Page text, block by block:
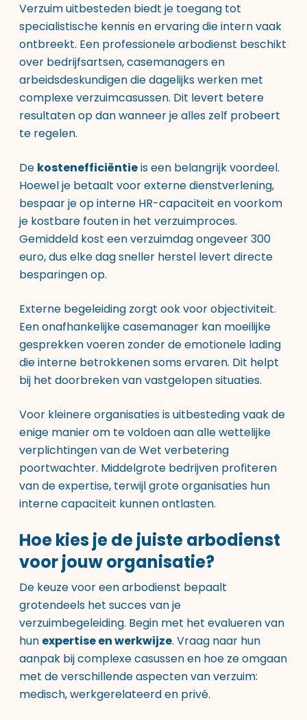
Verzuim uitbesteden biedt je toegang tot
specialistische kennis en ervaring die intern vaak
ontbreekt. Een professionele arbodienst beschikt
over bedrijfsartsen, casemanagers en
arbeidsdeskundigen die dagelijks werken met
complexe verzuimcasussen. Dit levert betere
resultaten op dan wanneer je alles zelf probeert
te regelen.
De kostenefficiëntieis een belangrijk voordeel.
Hoewel je betaalt voor externe dienstverlening,
bespaar je op interne HR-capaciteit en voorkom
je kostbare fouten in het verzuimproces.
Gemiddeld kost een verzuimdag ongeveer 300
euro, dus elke dag sneller herstel levert directe
besparingen op.
Externe begeleiding zorgt ook voor objectiviteit.
Een onafhankelijke casemanager kan moeilijke
gesprekken voeren zonder de emotionele lading
die interne betrokkenen soms ervaren. Dit helpt
bij het doorbreken van vastgelopen situaties.
Voor kleinere organisaties is uitbesteding vaak de
enige manier om te voldoen aan alle wettelijke
verplichtingen van de Wet verbetering
poortwachter. Middelgrote bedrijven profiteren
van de expertise, terwijl grote organisaties hun
interne capaciteit kunnen ontlasten.
Hoe kies je de juiste arbodienst
voor jouw organisatie?
De keuze voor een arbodienst bepaalt
grotendeels het succes van je
verzuimbegeleiding. Begin met het evalueren van
hun expertise en werkwijze. Vraag naar hun
aanpak bij complexe casussen en hoe ze omgaan
met de verschillende aspecten van verzuim:
medisch, werkgerelateerd en privé.